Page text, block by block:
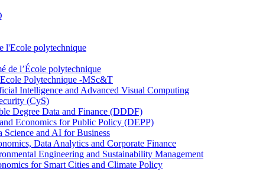
l'Ecole polytechnique
de l’École polytechnique
Polytechnique -MSc&T
Intelligence and Advanced Visual Computing
(CyS)
Degree Data and Finance (DDDF)
Economics for Public Policy (DEPP)
and AI for Business
Data Analytics and Corporate Finance
Engineering and Sustainability Management
for Smart Cities and Climate Policy